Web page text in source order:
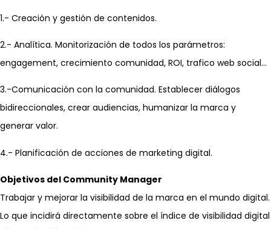
1.- Creación y gestión de contenidos.
2.- Analítica. Monitorización de todos los parámetros:
engagement, crecimiento comunidad, ROI, trafico web social…
3.-Comunicación con la comunidad. Establecer diálogos
bidireccionales, crear audiencias, humanizar la marca y
generar valor.
4.- Planificación de acciones de marketing digital.
Objetivos del Community Manager
Trabajar y mejorar la visibilidad de la marca en el mundo digital.
Lo que incidirá directamente sobre el índice de visibilidad digital